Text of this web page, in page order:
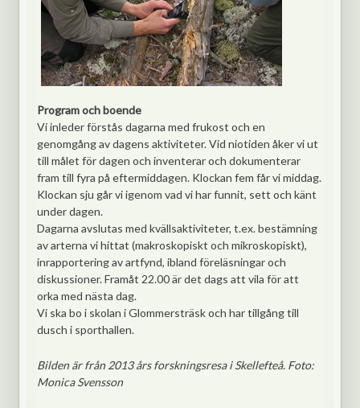
Program och boende
Vi inleder förstås dagarna med frukost och en
genomgång av dagens aktiviteter. Vid niotiden åker vi ut
till målet för dagen och inventerar och dokumenterar
fram till fyra på eftermiddagen. Klockan fem får vi middag.
Klockan sju går vi igenom vad vi har funnit, sett och känt
under dagen.
Dagarna avslutas med kvällsaktiviteter, t.ex. bestämning
av arterna vi hittat (makroskopiskt och mikroskopiskt),
inrapportering av artfynd, ibland föreläsningar och
diskussioner. Framåt 22.00 är det dags att vila för att
orka med nästa dag.
Vi ska bo i skolan i Glommersträsk och har tillgång till
dusch i sporthallen.
Bilden är från 2013 års forskningsresa i Skellefteå. Foto:
Monica Svensson